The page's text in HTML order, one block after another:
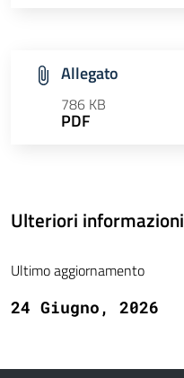
Allegato
786 KB
PDF
Ulteriori informazioni
Ultimo aggiornamento
24 Giugno, 2026